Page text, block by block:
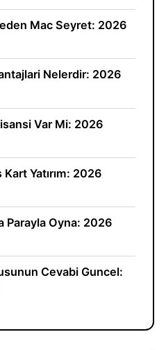
Mac Seyret: 2026
Nelerdir: 2026
Var Mi: 2026
Yatırım: 2026
Parayla Oyna: 2026
Cevabi Guncel: